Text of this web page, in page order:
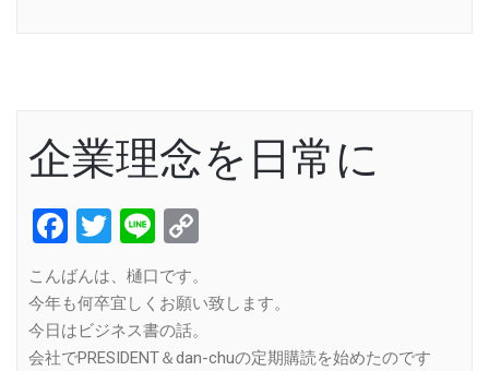
企業理念を日常に
Facebook
Twitter
Line
こんばんは、樋口です。
今年も何卒宜しくお願い致します。
今日はビジネス書の話。
会社でPRESIDENT＆dan-chuの定期購読を始めたのです